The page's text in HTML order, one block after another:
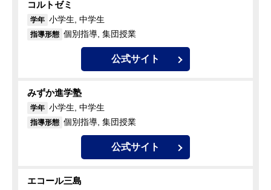
コルトゼミ
学年 小学生, 中学生
指導形態 個別指導, 集団授業
公式サイト
みずか進学塾
学年 小学生, 中学生
指導形態 個別指導, 集団授業
公式サイト
エコール三島